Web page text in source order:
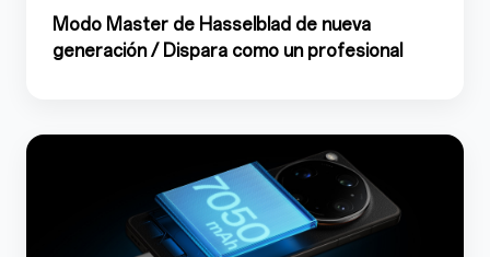
Modo Master de Hasselblad de nueva
generación / Dispara como un profesional